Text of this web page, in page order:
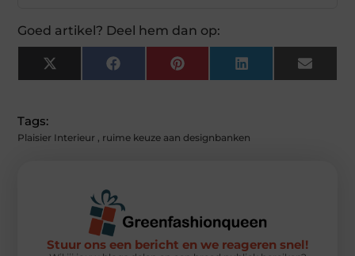
Goed artikel? Deel hem dan op:
X
(Twitter)
FacebookPinterest LinkedIn Email
Tags:
Plaisier Interieur , ruime keuze aan designbanken
Stuur ons een bericht en we reageren snel!